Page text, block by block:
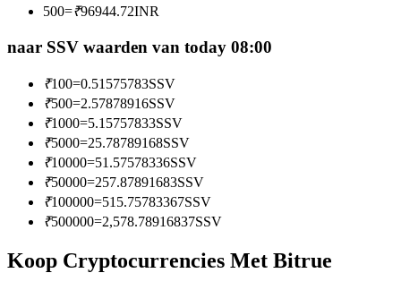
Big data-analyse inclusief handelsinformatie, enz.
500=₹96944.72INR
naar SSV waarden van today 08:00
₹100=0.51575783SSV
₹500=2.57878916SSV
₹1000=5.15757833SSV
₹5000=25.78789168SSV
₹10000=51.57578336SSV
₹50000=257.87891683SSV
₹100000=515.75783367SSV
₹500000=2,578.78916837SSV
Koop Cryptocurrencies Met Bitrue